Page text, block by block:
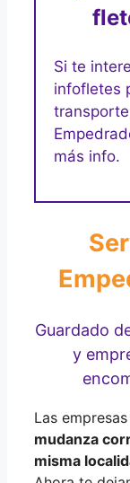
Si te
infofletes
más info.
Guardado
y
Las
mudanza
misma